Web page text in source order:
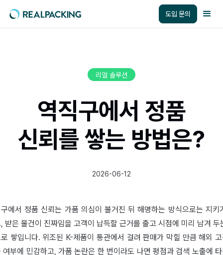
도입 문의
리얼 솔루션
역직구에서 정품
신뢰를 쌓는 방법은?
2026-06-12
에서 정품 신뢰는 가품 의심이 불거진 뒤 해명하는 방식으로는 지키
받은 물건이 진짜임을 고객이 납득할 근거를 출고 시점에 미리 남겨 두
쌓입니다. 위조된 K-제품이 통관에서 걸려 판매가 막힐 만큼 해외
여부에 민감하고, 가품 논란은 한 번이라도 나면 평점과 검색 노출에